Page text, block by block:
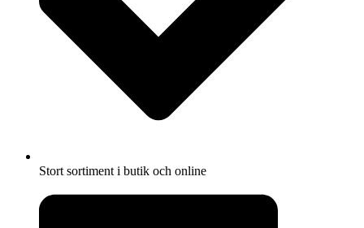
Stort sortiment i butik och online